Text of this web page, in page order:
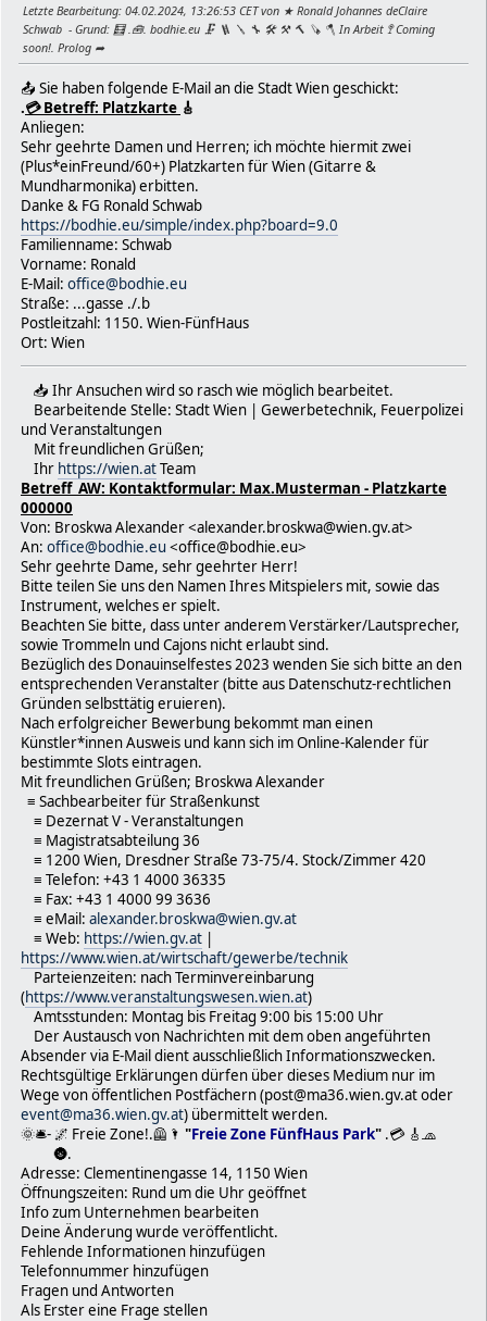
Letzte Bearbeitung: 04.02.2024, 13:26:53 CET von ★ Ronald Johannes deClaire
Schwab
Grund: 🧮 .🧰. bodhie.eu 🗜 🪜 🪛 🔧 🛠 ⚒ 🔨 🪚 🪓 In Arbeit 🚏 Coming
soon!. Prolog ➦
📤 Sie haben folgende E-Mail an die Stadt Wien geschickt:
.💳 Betreff: Platzkarte 🎸
Anliegen:
Sehr geehrte Damen und Herren; ich möchte hiermit zwei
(Plus*einFreund/60+) Platzkarten für Wien (Gitarre &
Mundharmonika) erbitten.
Danke & FG Ronald Schwab
https://bodhie.eu/simple/index.php?board=9.0
Familienname: Schwab
Vorname: Ronald
E-Mail: office@bodhie.eu
Straße: ...gasse ./.b
Postleitzahl: 1150. Wien-FünfHaus
Ort: Wien
📥 Ihr Ansuchen wird so rasch wie möglich bearbeitet.
Bearbeitende Stelle: Stadt Wien | Gewerbetechnik, Feuerpolizei
und Veranstaltungen
Mit freundlichen Grüßen;
Ihr https://wien.atTeam
Betreff AW: Kontaktformular: Max.Musterman - Platzkarte
000000
Von: Broskwa Alexander <alexander.broskwa@wien.gv.at>
An: office@bodhie.eu<office@bodhie.eu>
Sehr geehrte Dame, sehr geehrter Herr!
Bitte teilen Sie uns den Namen Ihres Mitspielers mit, sowie das
Instrument, welches er spielt.
Beachten Sie bitte, dass unter anderem Verstärker/Lautsprecher,
sowie Trommeln und Cajons nicht erlaubt sind.
Bezüglich des Donauinselfestes 2023 wenden Sie sich bitte an den
entsprechenden Veranstalter (bitte aus Datenschutz-rechtlichen
Gründen selbsttätig eruieren).
Nach erfolgreicher Bewerbung bekommt man einen
Künstler*innen Ausweis und kann sich im Online-Kalender für
bestimmte Slots eintragen.
Mit freundlichen Grüßen; Broskwa Alexander
≡ Sachbearbeiter für Straßenkunst
≡ Dezernat V - Veranstaltungen
≡ Magistratsabteilung 36
≡ 1200 Wien, Dresdner Straße 73-75/4. Stock/Zimmer 420
≡ Telefon: +43 1 4000 36335
≡ Fax: +43 1 4000 99 3636
≡ eMail: alexander.broskwa@wien.gv.at
≡ Web: https://wien.gv.at |
https://www.wien.at/wirtschaft/gewerbe/technik
Parteienzeiten: nach Terminvereinbarung
(https://www.veranstaltungswesen.wien.at)
Amtsstunden: Montag bis Freitag 9:00 bis 15:00 Uhr
Der Austausch von Nachrichten mit dem oben angeführten
Absender via E-Mail dient ausschließlich Informationszwecken.
Rechtsgültige Erklärungen dürfen über dieses Medium nur im
Wege von öffentlichen Postfächern (post@ma36.wien.gv.at oder
event@ma36.wien.gv.at) übermittelt werden.
🌞🛎- 🌌 Freie Zone!.🦺🌂 "Freie Zone FünfHaus Park" .💳 🎸🧢
🌚.
Adresse: Clementinengasse 14, 1150 Wien
Öffnungszeiten: Rund um die Uhr geöffnet
Info zum Unternehmen bearbeiten
Deine Änderung wurde veröffentlicht.
Fehlende Informationen hinzufügen
Telefonnummer hinzufügen
Fragen und Antworten
Als Erster eine Frage stellen